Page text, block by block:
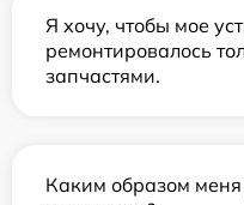
Я хочу, чтобы мое
ремонтировалось
запчастями.
Каким образом меня